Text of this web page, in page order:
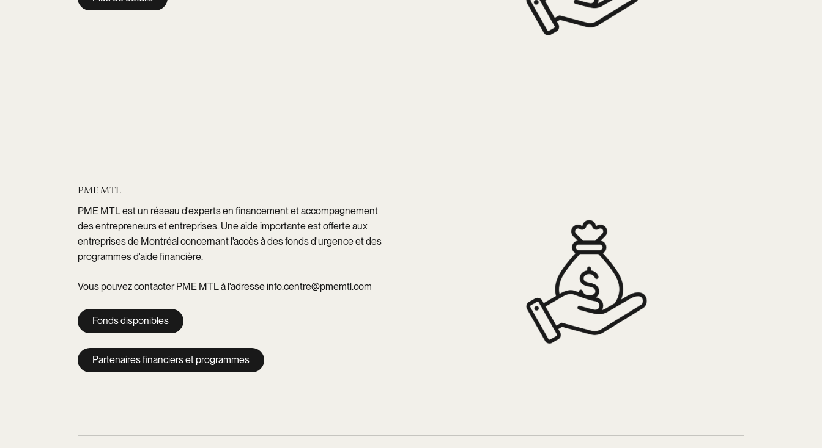
PME MTL
PME MTL est un réseau d'experts en financement et accompagnement
des entrepreneurs et entreprises. Une aide importante est offerte aux
entreprises de Montréal concernant l'accès à des fonds d'urgence et des
programmes d'aide financière.
Vous pouvez contacter PME MTL à l'adresseinfo.centre@pmemtl.com
Fonds disponibles
Partenaires financiers et programmes